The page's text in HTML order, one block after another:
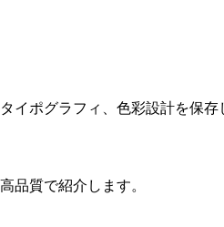
イポグラフィ、色彩設計を保存
品質で紹介します。